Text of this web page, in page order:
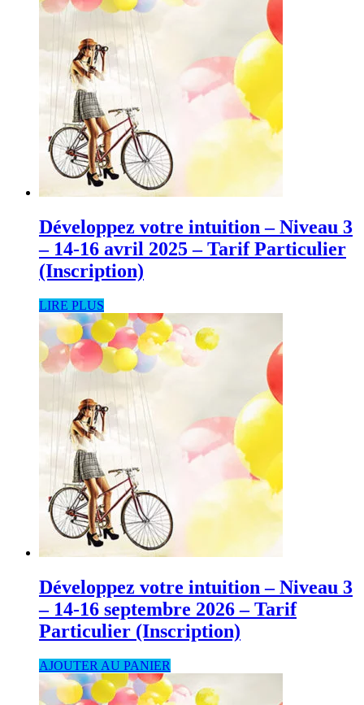
Développez votre intuition – Niveau 3
– 14-16 avril 2025 – Tarif Particulier
(Inscription)
LIRE PLUS
Développez votre intuition – Niveau 3
– 14-16 septembre 2026 – Tarif
Particulier (Inscription)
AJOUTER AU PANIER